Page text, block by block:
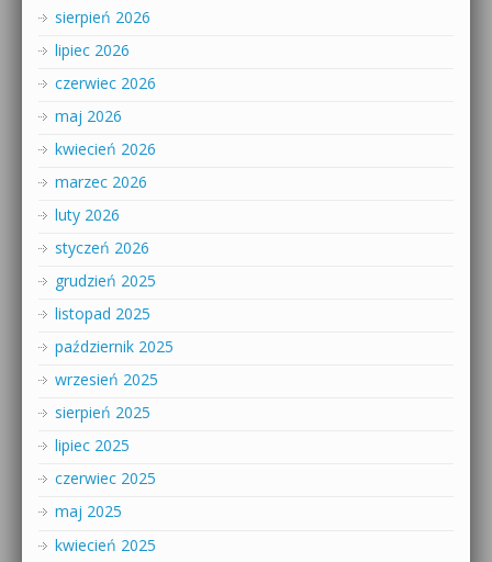
sierpień 2026
lipiec 2026
czerwiec 2026
maj 2026
kwiecień 2026
marzec 2026
luty 2026
styczeń 2026
grudzień 2025
listopad 2025
październik 2025
wrzesień 2025
sierpień 2025
lipiec 2025
czerwiec 2025
maj 2025
kwiecień 2025